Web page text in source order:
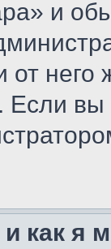
и
него
Если
как я